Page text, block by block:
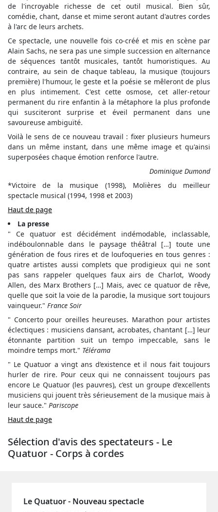
de l'incroyable richesse de cet outil musical. Bien sûr,
comédie, chant, danse et mime seront autant d'autres cordes
à l'arc de leurs archets.
Ce spectacle, une nouvelle fois co-créé et mis en scène par
Alain Sachs, ne sera pas une simple succession en alternance
de séquences tantôt musicales, tantôt humoristiques. Au
contraire, au sein de chaque tableau, la musique (toujours
première) l'humour, le geste et la poésie se mêleront de plus
en plus intimement. C'est cette osmose, cet aller-retour
permanent du rire enfantin à la métaphore la plus profonde
qui susciteront surprise et éveil permanent dans une
savoureuse ambiguïté.
Voilà le sens de ce nouveau travail : fixer plusieurs humeurs
dans un même instant, dans une même image et qu'ainsi
superposées chaque émotion renforce l'autre.
Dominique Dumond
*Victoire de la musique (1998), Molières du meilleur
spectacle musical (1994, 1998 et 2003)
Haut de page
La presse
" Ce quatuor est décidément indémodable, inclassable,
indéboulonnable dans le paysage théâtral […] toute une
génération de fous rires et de loufoqueries en tous genres :
quatre artistes aussi complets que prodigieux qui ne sont
pas sans rappeler quelques faux airs de Charlot, Woody
Allen, des Marx Brothers […] Mais, avec ce quatuor de rêve,
quelle que soit la voie de la parodie, la musique sort toujours
vainqueur." France Soir
" Concerto pour oreilles heureuses. Marathon pour artistes
éclectiques : musiciens dansant, acrobates, chantant […] leur
étonnante partition suit un tempo impeccable, sans le
moindre temps mort." Télérama
" Le Quatuor a vingt ans d’existence et il nous fait toujours
hurler de rire. Pour ceux qui ne connaissent toujours pas
encore Le Quatuor (les pauvres), c’est un groupe d’excellents
musiciens qui jouent très sérieusement de la musique mais à
leur sauce." Pariscope
Haut de page
Sélection d'avis des spectateurs - Le
Quatuor - Corps à cordes
Le Quatuor - Nouveau spectacle